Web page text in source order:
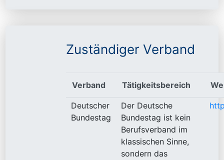
Zuständiger Verband
Verband Tätigkeitsbereich
Deutscher
Bundestag
Der Deutsche
Bundestag ist kein
Berufsverband im
klassischen Sinne,
sondern das